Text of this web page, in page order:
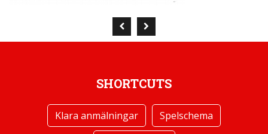
SHORTCUTS
Klara anmälningar
Spelschema